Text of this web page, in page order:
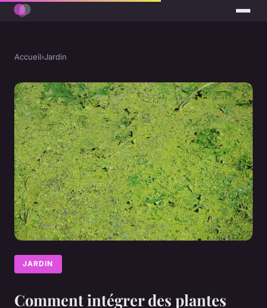
Accueil›Jardin
JARDIN
Comment intégrer des plantes